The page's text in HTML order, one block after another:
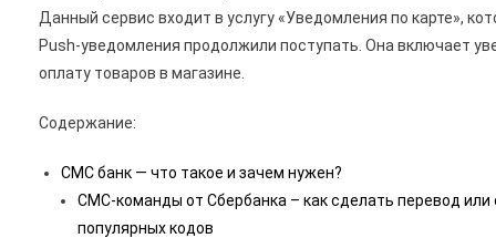
Данный сервис входит в услугу «Уведомления по карте»,
Push-уведомления продолжили поступать. Она включает
оплату товаров в магазине.
Содержание:
СМС банк — что такое и зачем нужен?
СМС-команды от Сбербанка – как сделать перевод или
популярных кодов